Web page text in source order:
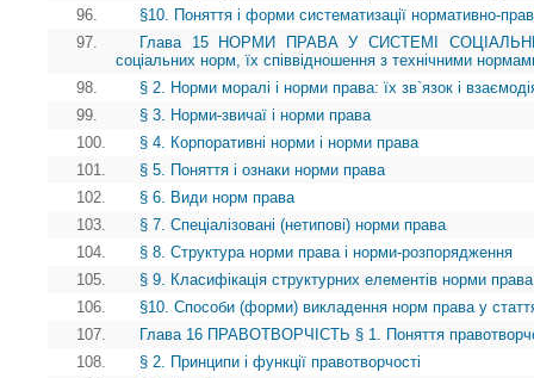
96.
§10. Поняття і форми систематизації нормативно-
97.
Глава 15 НОРМИ ПРАВА У СИСТЕМІ
соціальних норм, їх співвідношення з технічними
98.
§ 2. Норми моралі і норми права: їх зв`язок і
99.
§ 3. Норми-звичаї і норми права
100.
§ 4. Корпоративні норми і норми права
101.
§ 5. Поняття і ознаки норми права
102.
§ 6. Види норм права
103.
§ 7. Спеціалізовані (нетипові) норми права
104.
§ 8. Структура норми права і норми-розпорядження
105.
§ 9. Класифікація структурних елементів норми
106.
§10. Способи (форми) викладення норм права у
107.
Глава 16 ПРАВОТВОРЧІСТЬ § 1. Поняття
108.
§ 2. Принципи і функції правотворчості